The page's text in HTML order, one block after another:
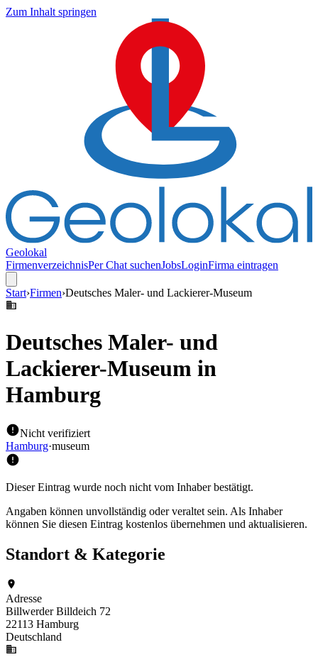
Zum Inhalt springen
Geolokal
FirmenverzeichnisPer Chat suchenJobsLoginFirma eintragen
Start›Firmen›Deutsches Maler- und Lackierer-Museum
Deutsches Maler- und
Lackierer-Museum in
Hamburg
Nicht verifiziert
Hamburg·museum
Dieser Eintrag wurde noch nicht vom Inhaber bestätigt.
Angaben können unvollständig oder veraltet sein. Als Inhaber
können Sie diesen Eintrag kostenlos übernehmen und aktualisieren.
Standort & Kategorie
Adresse
Billwerder Billdeich 72
22113 Hamburg
Deutschland